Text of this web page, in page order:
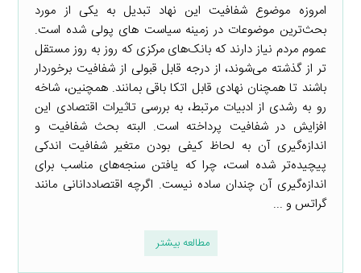
امروزه موضوع شفافیت این نهاد تبدیل به یکی از مورد
بحث‌ترین موضوعات در زمینه سیاست های پولی شده است.
عموم مردم نیاز دارند که بانک‌های مرکزی که روز به روز مستقل
تر از گذشته می‌شوند، از درجه قابل قبولی از شفافیت برخوردار
باشند تا همچنان نهادی قابل اتکا باقی بمانند. همچنین، شاخه
رو به رشدی از ادبیات مرتبط، به بررسی تاثیرات اقتصادی این
افزایش در شفافیت پرداخته است. البته بحث شفافیت و
اندازه‌گیری آن به لحاظ کیفی بودن متغیر شفافیت اندکی
پیچیده‌تر شده است، چرا که یافتن سنجه‌های مناسب برای
اندازه‌گیری آن چندان ساده نیست. اگرچه اقتصاددانانی مانند
گراتس و ...
مطالعه بیشتر